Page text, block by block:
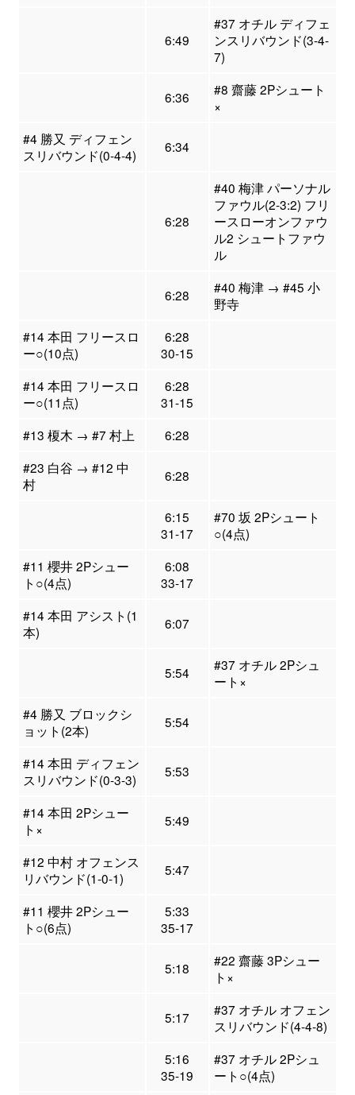
6:49
#37 オチル ディフェ
ンスリバウンド(3-4-
7)
6:36
#8 齋藤 2Pシュート
×
#4 勝又 ディフェン
スリバウンド(0-4-4)
6:34
6:28
#40 梅津 パーソナル
ファウル(2-3:2) フリ
ースローオンファウ
ル2 シュートファウ
ル
6:28
#40 梅津 → #45 小
野寺
#14 本田 フリースロ
ー○(10点)
6:28
30-15
#14 本田 フリースロ
ー○(11点)
6:28
31-15
#13 榎木 → #7 村上
6:28
#23 白谷 → #12 中
村
6:28
6:15
31-17
#70 坂 2Pシュート
○(4点)
#11 櫻井 2Pシュー
ト○(4点)
6:08
33-17
#14 本田 アシスト(1
本)
6:07
5:54
#37 オチル 2Pシュ
ート×
#4 勝又 ブロックシ
ョット(2本)
5:54
#14 本田 ディフェン
スリバウンド(0-3-3)
5:53
#14 本田 2Pシュー
ト×
5:49
#12 中村 オフェンス
リバウンド(1-0-1)
5:47
#11 櫻井 2Pシュー
ト○(6点)
5:33
35-17
5:18
#22 齋藤 3Pシュー
ト×
5:17
#37 オチル オフェン
スリバウンド(4-4-8)
5:16
35-19
#37 オチル 2Pシュ
ート○(4点)